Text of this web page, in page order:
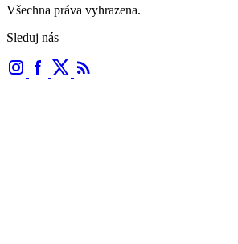
Všechna práva vyhrazena.
Sleduj nás